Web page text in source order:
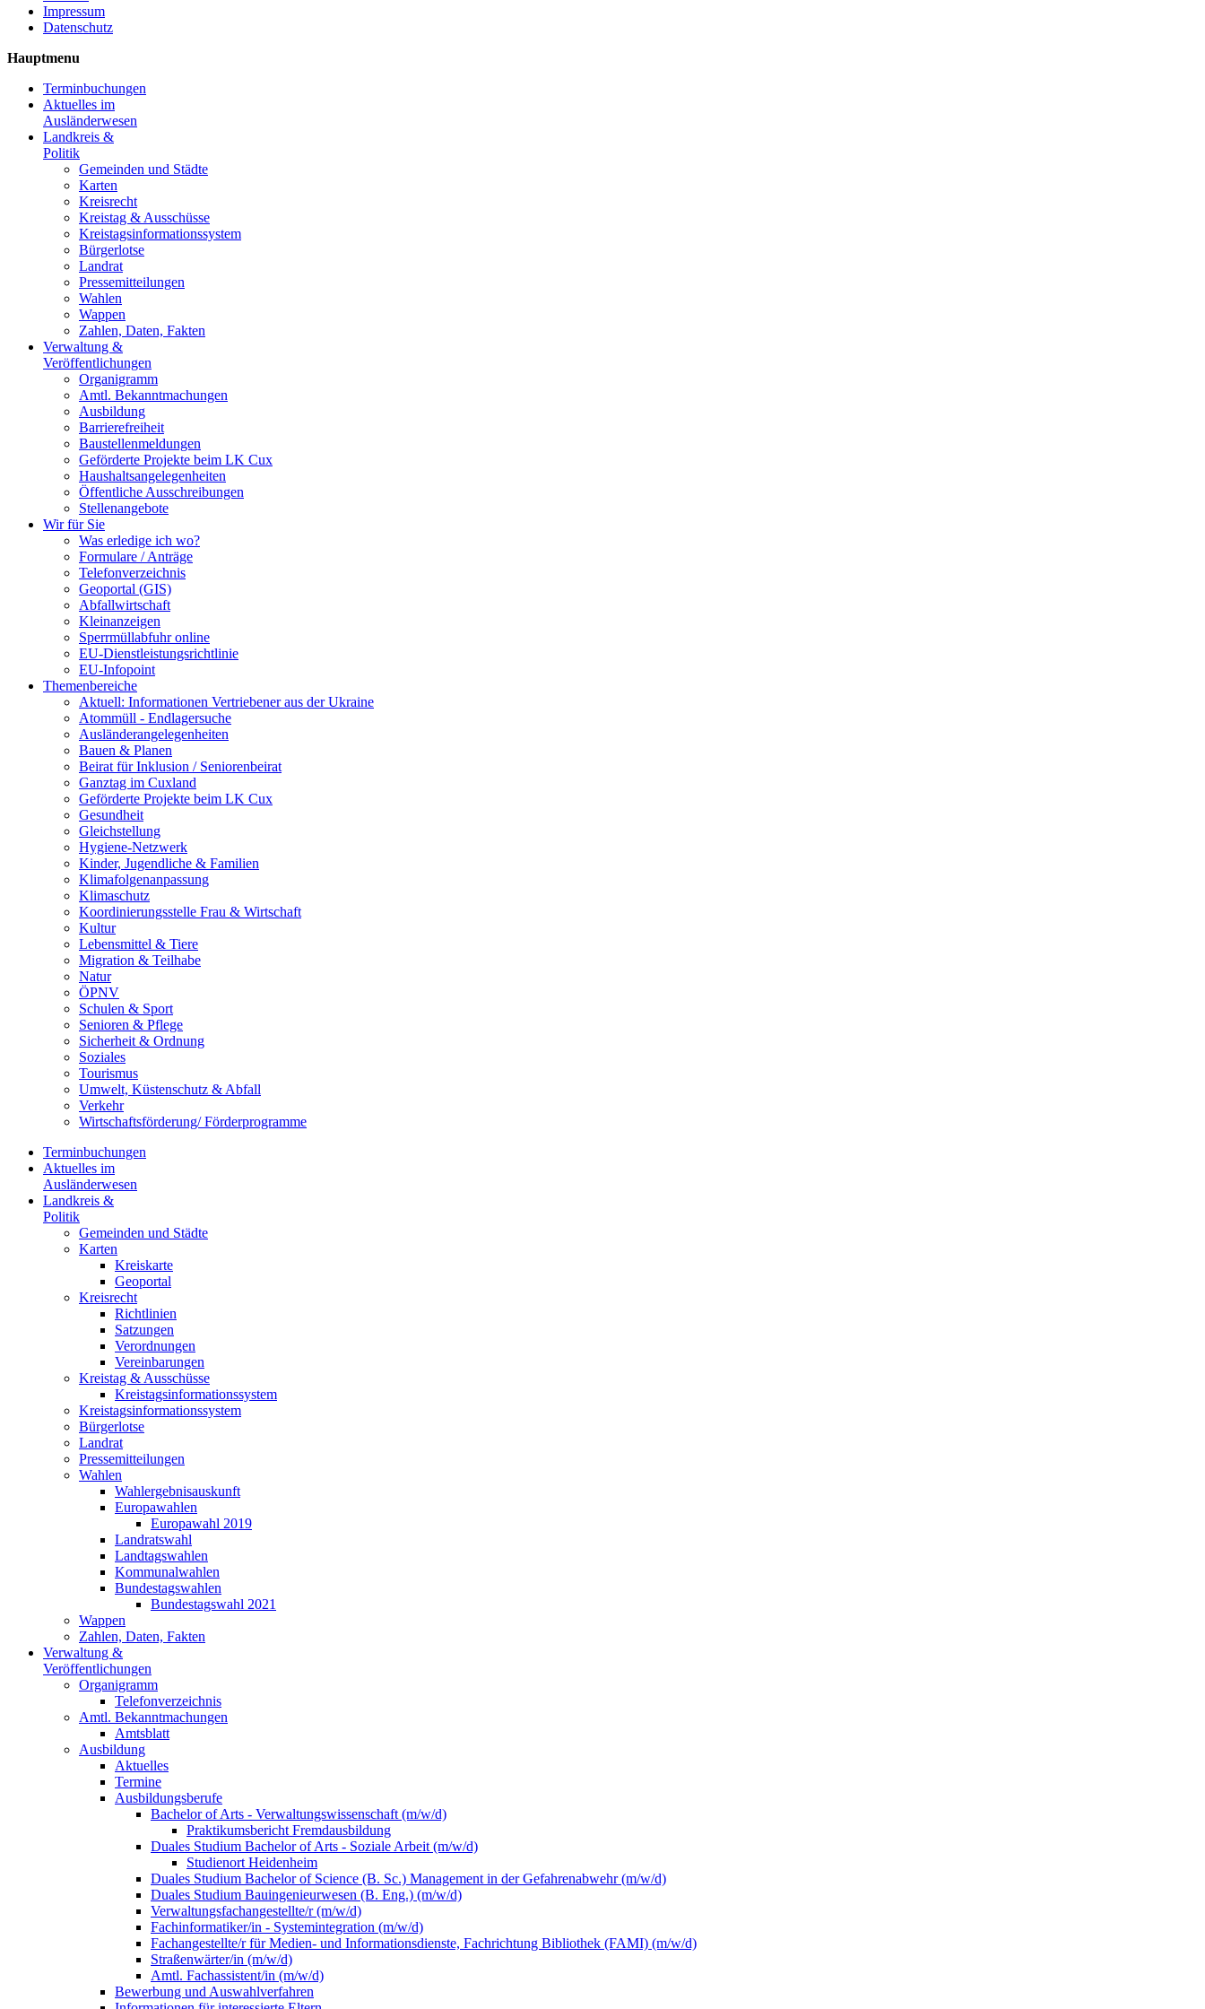
Impressum
Datenschutz
Hauptmenu
Terminbuchungen
Aktuelles im
Ausländerwesen
Landkreis &
Politik
Gemeinden und Städte
Karten
Kreisrecht
Kreistag & Ausschüsse
Kreistagsinformationssystem
Bürgerlotse
Landrat
Pressemitteilungen
Wahlen
Wappen
Zahlen, Daten, Fakten
Verwaltung &
Veröffentlichungen
Organigramm
Amtl. Bekanntmachungen
Ausbildung
Barrierefreiheit
Baustellenmeldungen
Geförderte Projekte beim LK Cux
Haushaltsangelegenheiten
Öffentliche Ausschreibungen
Stellenangebote
Wir für Sie
Was erledige ich wo?
Formulare / Anträge
Telefonverzeichnis
Geoportal (GIS)
Abfallwirtschaft
Kleinanzeigen
Sperrmüllabfuhr online
EU-Dienstleistungsrichtlinie
EU-Infopoint
Themenbereiche
Aktuell: Informationen Vertriebener aus der Ukraine
Atommüll - Endlagersuche
Ausländerangelegenheiten
Bauen & Planen
Beirat für Inklusion / Seniorenbeirat
Ganztag im Cuxland
Geförderte Projekte beim LK Cux
Gesundheit
Gleichstellung
Hygiene-Netzwerk
Kinder, Jugendliche & Familien
Klimafolgenanpassung
Klimaschutz
Koordinierungsstelle Frau & Wirtschaft
Kultur
Lebensmittel & Tiere
Migration & Teilhabe
Natur
ÖPNV
Schulen & Sport
Senioren & Pflege
Sicherheit & Ordnung
Soziales
Tourismus
Umwelt, Küstenschutz & Abfall
Verkehr
Wirtschaftsförderung/ Förderprogramme
Terminbuchungen
Aktuelles im
Ausländerwesen
Landkreis &
Politik
Gemeinden und Städte
Karten
Kreiskarte
Geoportal
Kreisrecht
Richtlinien
Satzungen
Verordnungen
Vereinbarungen
Kreistag & Ausschüsse
Kreistagsinformationssystem
Kreistagsinformationssystem
Bürgerlotse
Landrat
Pressemitteilungen
Wahlen
Wahlergebnisauskunft
Europawahlen
Europawahl 2019
Landratswahl
Landtagswahlen
Kommunalwahlen
Bundestagswahlen
Bundestagswahl 2021
Wappen
Zahlen, Daten, Fakten
Verwaltung &
Veröffentlichungen
Organigramm
Telefonverzeichnis
Amtl. Bekanntmachungen
Amtsblatt
Ausbildung
Aktuelles
Termine
Ausbildungsberufe
Bachelor of Arts - Verwaltungswissenschaft (m/w/d)
Praktikumsbericht Fremdausbildung
Duales Studium Bachelor of Arts - Soziale Arbeit (m/w/d)
Studienort Heidenheim
Duales Studium Bachelor of Science (B. Sc.) Management in der Gefahrenabwehr (m/w/d)
Duales Studium Bauingenieurwesen (B. Eng.) (m/w/d)
Verwaltungsfachangestellte/r (m/w/d)
Fachinformatiker/in - Systemintegration (m/w/d)
Fachangestellte/r für Medien- und Informationsdienste, Fachrichtung Bibliothek (FAMI) (m/w/d)
Straßenwärter/in (m/w/d)
Amtl. Fachassistent/in (m/w/d)
Bewerbung und Auswahlverfahren